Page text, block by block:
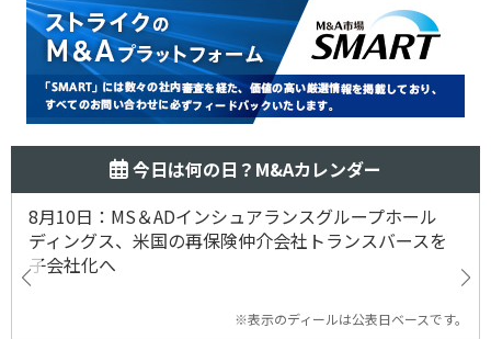
今日は何の日？M&Aカレンダー
8月10日：MS＆ADインシュアランスグループホール
ディングス、米国の再保険仲介会社トランスバースを
子会社化へ
※表示のディールは公表日ベースです。